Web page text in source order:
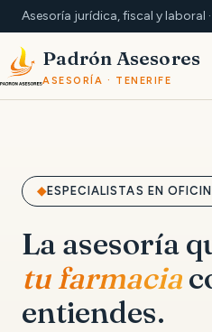
Asesoría jurídica, fiscal y laboral
Padrón Asesores
ASESORÍA · TENERIFE
ESPECIALISTAS EN
La asesoría
tu farmacia
entiendes.